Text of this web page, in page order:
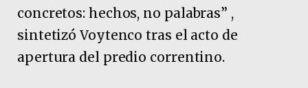
concretos: hechos, no palabras” ,
sintetizó Voytenco tras el acto de
apertura del predio correntino.